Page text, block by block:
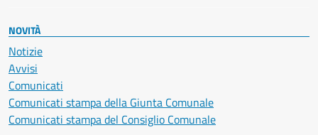
NOVITÀ
Notizie
Avvisi
Comunicati
Comunicati stampa della Giunta Comunale
Comunicati stampa del Consiglio Comunale